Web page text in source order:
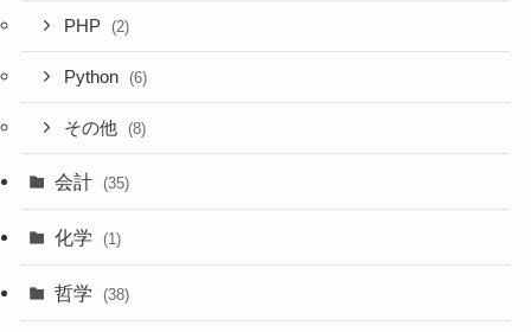
PHP (2)
Python (6)
その他 (8)
会計 (35)
化学 (1)
哲学 (38)